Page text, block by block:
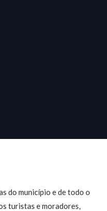
do município e de todo o
turistas e moradores,